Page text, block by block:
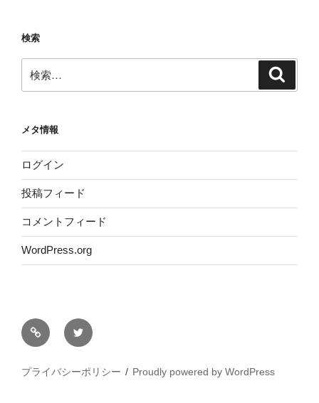
検索
索:
メタ情報
ログイン
投稿フィード
コメントフィード
WordPress.org
サ
イ
Twitter
プライバシーポリシー Proudly powered by WordPress